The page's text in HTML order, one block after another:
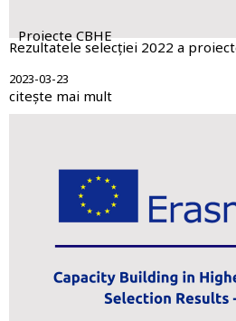
Proiecte CBHE
Rezultatele selecției 2022 a
2023-03-23
citește mai mult